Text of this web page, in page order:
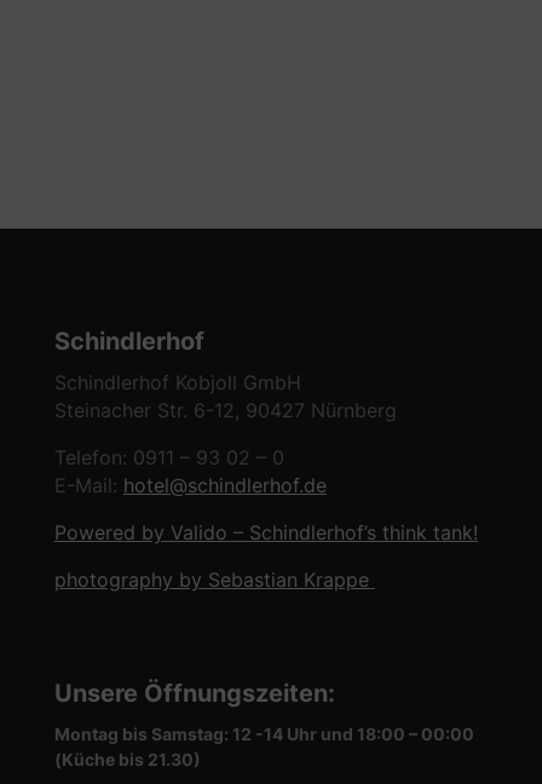
Schindlerhof
Schindlerhof Kobjoll GmbH
Steinacher Str. 6-12, 90427 Nürnberg
Telefon: 0911 – 93 02 – 0
E-Mail: hotel@schindlerhof.de
Powered by Valido – Schindlerhof’s think tank!
photography by Sebastian Krappe
Unsere Öffnungszeiten:
Montag bis Samstag: 12 -14 Uhr und 18:00 – 00:00
(Küche bis 21.30)